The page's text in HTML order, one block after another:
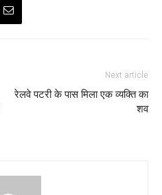
Next article
रेलवे पटरी के पास मिला एक व्यक्ति का
शव